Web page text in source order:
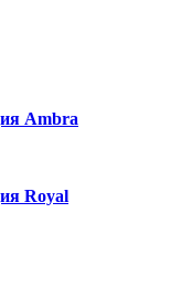
Ambra
Royal